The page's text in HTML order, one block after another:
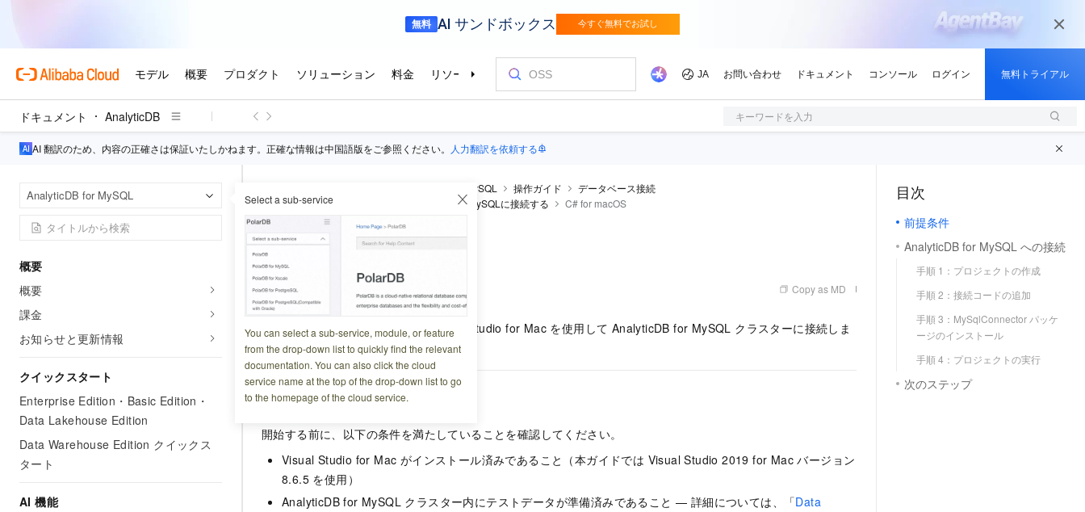
ドキュメント AnalyticDB キーワードを入力
AI 翻訳のため、内容の正確さは保証いたしかねます。正確な情報は中国語版をご参照ください。 人力翻訳を依頼する
AnalyticDB for MySQL Select a sub-service
You can select a sub-service, module, or feature
from the drop-down list to quickly find the relevant
documentation. You can also click the cloud
service name at the top of the drop-down list to go
to the homepage of the cloud service.
概要
概要
課金
お知らせと更新情報
クイックスタート
Enterprise Edition・Basic Edition・
Data Lakehouse Edition
Data Warehouse Edition クイックス
タート
AI 機能
AnalyticDB for MySQL 操作ガイド
データベース接続
ビジネスシステムを使用してAnalyticDB for MySQLに接続する
C# for macOS
C# for macOS
更新日時 Copy as MD
macOS マシンから、C# および Visual Studio for Mac を使用して AnalyticDB for MySQL クラスターに接続しま
す。
前提条件
開始する前に、以下の条件を満たしていることを確認してください。
Visual Studio for Mac がインストール済みであること（本ガイドでは Visual Studio 2019 for Mac バージョン
8.6.5 を使用）
AnalyticDB for MySQL クラスター内にテストデータが準備済みであること — 詳細については、「Data
目次
前提条件
AnalyticDB for MySQL への接続
手順 1：プロジェクトの作成
手順 2：接続コードの追加
手順 3：MySqlConnector パッケ
ージのインストール
手順 4：プロジェクトの実行
次のステップ